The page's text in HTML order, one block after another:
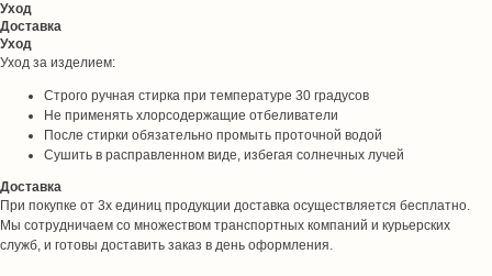
Уход
Доставка
Уход
Уход за изделием:
Строго ручная стирка при температуре 30 градусов
Не применять хлорсодержащие отбеливатели
После стирки обязательно промыть проточной водой
Сушить в расправленном виде, избегая солнечных лучей
Доставка
При покупке от 3х единиц продукции доставка осуществляется бесплатно.
Мы сотрудничаем со множеством транспортных компаний и курьерских
служб, и готовы доставить заказ в день оформления.